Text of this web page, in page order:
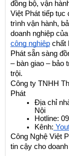
đồng bộ, vận
Việt Phát tiếp tục
trình vận hành,
doanh nghiệp
công nghiệp chất
Phát sẵn sàng
– bàn giao – bảo
trội.
Công ty TNHH
Phát
Địa chỉ
Nội
Hotline:
Kênh:
Công Nghệ Việt
tin cậy cho